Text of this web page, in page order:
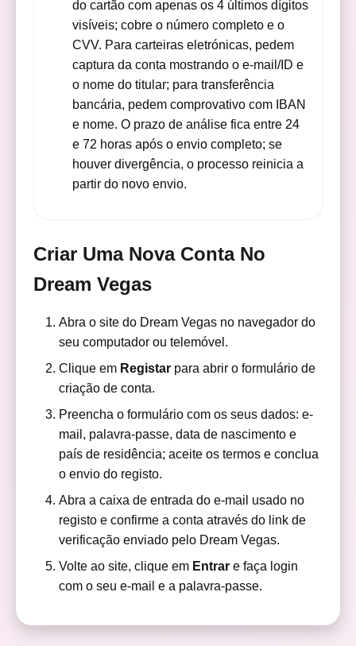
do cartão com apenas os 4 últimos dígitos
visíveis; cobre o número completo e o
CVV. Para carteiras eletrónicas, pedem
captura da conta mostrando o e-mail/ID e
o nome do titular; para transferência
bancária, pedem comprovativo com IBAN
e nome. O prazo de análise fica entre 24
e 72 horas após o envio completo; se
houver divergência, o processo reinicia a
partir do novo envio.
Criar Uma Nova Conta No
Dream Vegas
Abra o site do Dream Vegas no navegador do
seu computador ou telemóvel.
Clique em Registarpara abrir o formulário de
criação de conta.
Preencha o formulário com os seus dados: e-
mail, palavra-passe, data de nascimento e
país de residência; aceite os termos e conclua
o envio do registo.
Abra a caixa de entrada do e-mail usado no
registo e confirme a conta através do link de
verificação enviado pelo Dream Vegas.
Volte ao site, clique em Entrare faça login
com o seu e-mail e a palavra-passe.